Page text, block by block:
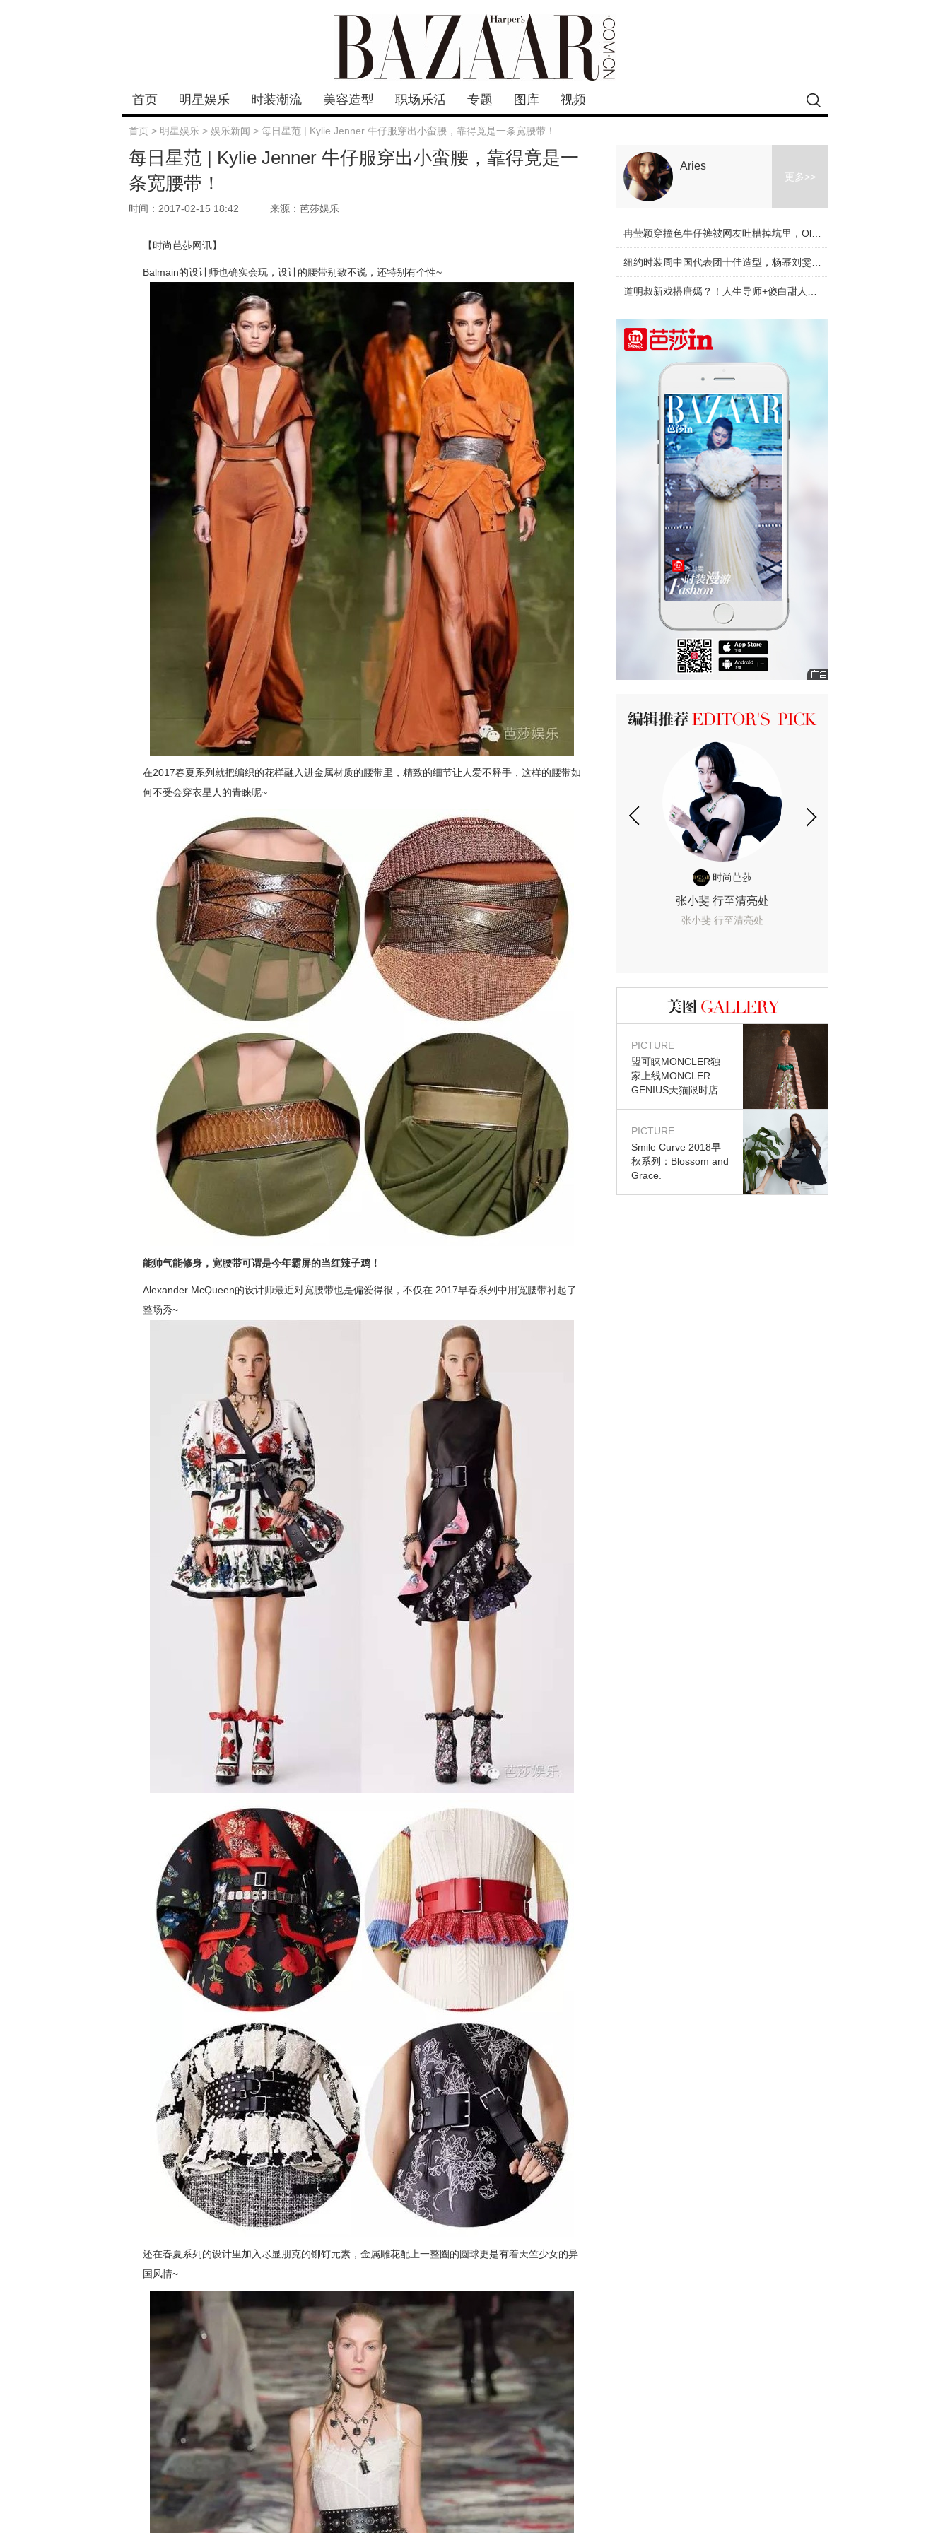
首页 明星娱乐 时装潮流 美容造型 职场乐活 专题 图库 视频
首页 > 明星娱乐 > 娱乐新闻 > 每日星范 | Kylie Jenner 牛仔服穿出小蛮腰，靠得竟是一条宽腰带！
每日星范 | Kylie Jenner 牛仔服穿出小蛮腰，靠得竟是一
条宽腰带！
时间：2017-02-15 18:42 来源：芭莎娱乐
【时尚芭莎网讯】
Balmain的设计师也确实会玩，设计的腰带别致不说，还特别有个性~
在2017春夏系列就把编织的花样融入进金属材质的腰带里，精致的细节让人爱不释手，这样的腰带如
何不受会穿衣星人的青睐呢~
能帅气能修身，宽腰带可谓是今年霸屏的当红辣子鸡！
Alexander McQueen的设计师最近对宽腰带也是偏爱得很，不仅在 2017早春系列中用宽腰带衬起了
整场秀~
还在春夏系列的设计里加入尽显朋克的铆钉元素，金属雕花配上一整圈的圆球更是有着天竺少女的异
国风情~
Aries
更多>>
时尚芭莎
张小斐 行至清亮处
张小斐 行至清亮处
图库
PICTURE
盟可睐MONCLER独
家上线MONCLER
GENIUS天猫限时店
PICTURE
Smile Curve 2018早
秋系列：Blossom and
Grace.